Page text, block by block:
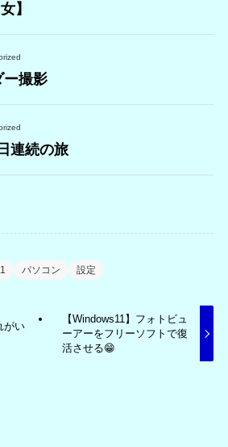
】
撮影
連続の旅
パソコン 設定
がい
【Windows11】フォトビュ
ーアーをフリーソフトで復
活させる😁